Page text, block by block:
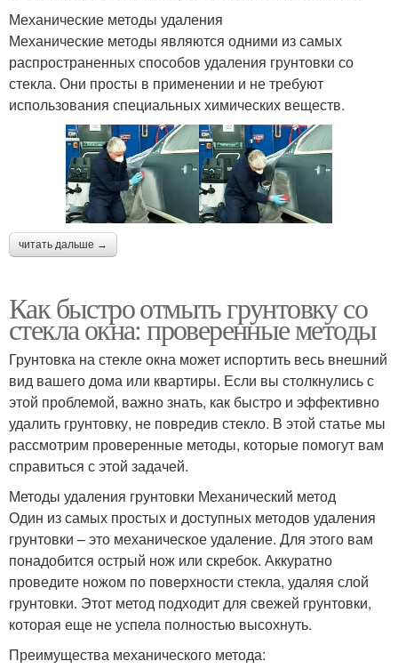
Механические методы удаления
Механические методы являются одними из самых
распространенных способов удаления грунтовки со
стекла. Они просты в применении и не требуют
использования специальных химических веществ.
читать дальше →
Как быстро отмыть грунтовку со
стекла окна: проверенные методы
Грунтовка на стекле окна может испортить весь внешний
вид вашего дома или квартиры. Если вы столкнулись с
этой проблемой, важно знать, как быстро и эффективно
удалить грунтовку, не повредив стекло. В этой статье мы
рассмотрим проверенные методы, которые помогут вам
справиться с этой задачей.
Методы удаления грунтовки Механический метод
Один из самых простых и доступных методов удаления
грунтовки – это механическое удаление. Для этого вам
понадобится острый нож или скребок. Аккуратно
проведите ножом по поверхности стекла, удаляя слой
грунтовки. Этот метод подходит для свежей грунтовки,
которая еще не успела полностью высохнуть.
Преимущества механического метода: